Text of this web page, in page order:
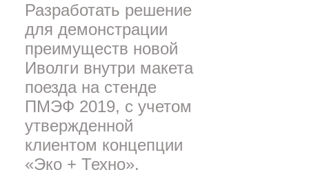
Разработать решение
для демонстрации
преимуществ новой
Иволги внутри макета
поезда на стенде
ПМЭФ 2019, с учетом
утвержденной
клиентом концепции
«Эко + Техно».